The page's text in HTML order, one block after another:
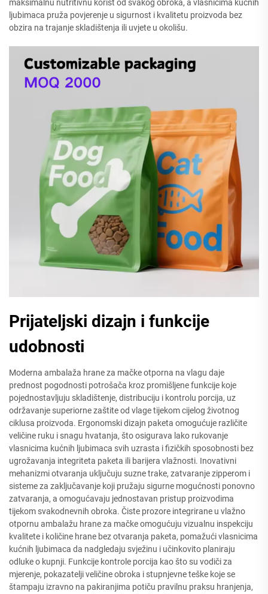
maksimalnu nutritivnu korist od svakog obroka, a vlasnicima kućnih
ljubimaca pruža povjerenje u sigurnost i kvalitetu proizvoda bez
obzira na trajanje skladištenja ili uvjete u okolišu.
Prijateljski dizajn i funkcije
udobnosti
Moderna ambalaža hrane za mačke otporna na vlagu daje
prednost pogodnosti potrošača kroz promišljene funkcije koje
pojednostavljuju skladištenje, distribuciju i kontrolu porcija, uz
održavanje superiorne zaštite od vlage tijekom cijelog životnog
ciklusa proizvoda. Ergonomski dizajn paketa omogućuje različite
veličine ruku i snagu hvatanja, što osigurava lako rukovanje
vlasnicima kućnih ljubimaca svih uzrasta i fizičkih sposobnosti bez
ugrožavanja integriteta paketa ili barijera vlažnosti. Inovativni
mehanizmi otvaranja uključuju suzne trake, zatvaranje zipperom i
sisteme za zaključavanje koji pružaju sigurne mogućnosti ponovno
zatvaranja, a omogućavaju jednostavan pristup proizvodima
tijekom svakodnevnih obroka. Čiste prozore integrirane u vlažno
otpornu ambalažu hrane za mačke omogućuju vizualnu inspekciju
kvalitete i količine hrane bez otvaranja paketa, pomažući vlasnicima
kućnih ljubimaca da nadgledaju svježinu i učinkovito planiraju
odluke o kupnji. Funkcije kontrole porcija kao što su vodiči za
mjerenje, pokazatelji veličine obroka i stupnjevne teške koje se
štampaju izravno na pakiranjima potiču pravilnu praksu hranjenja,